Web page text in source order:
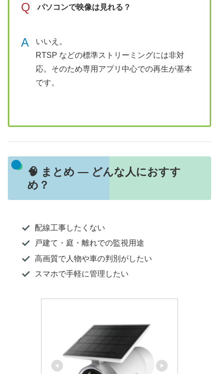
Q パソコンで映像は見れる？
A
いいえ。
RTSP などの標準ストリーミングには非対
応。そのため専用アプリ中心での再生が基本
です。
🧠 まとめ — どんな人におすす
め？
配線工事したくない
戸建て・庭・離れでの監視用途
高画質で人物や車の判別がしたい
スマホで手軽に管理したい